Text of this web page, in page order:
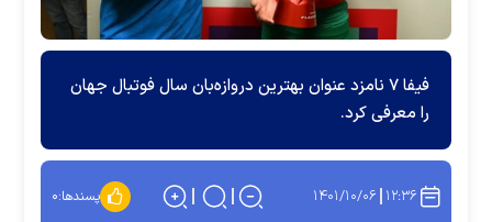
فیفا ۷ نامزد عنوان بهترین دروازه‌بان سال فوتبال جهان
را معرفی کرد.
۱۲:۳۶ ۱۴۰۱/۱۰/۰۶ پسندها:۰